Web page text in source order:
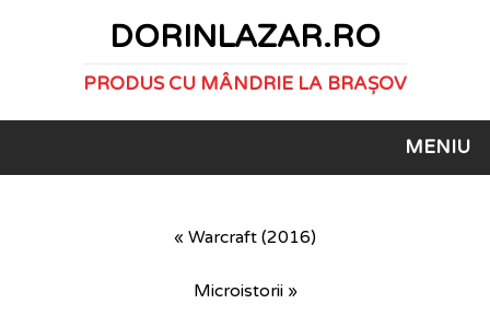
DORINLAZAR.RO
PRODUS CU MÂNDRIE LA BRAȘOV
MENIU
« Warcraft (2016)
Microistorii »